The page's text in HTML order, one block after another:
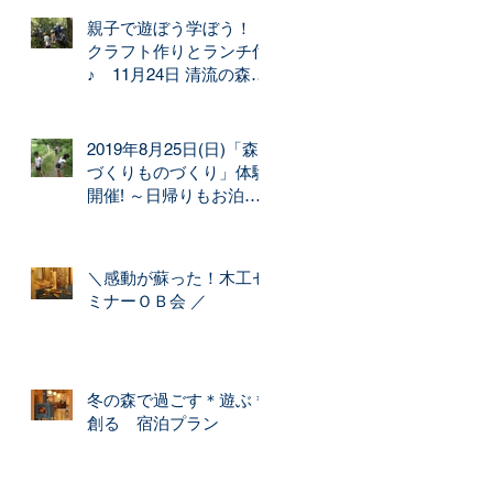
親子で遊ぼう学ぼう！
クラフト作りとランチ付
♪ 11月24日 清流の森づ
2019年8月25日(日)「森
づくりものづくり」体験
開催! ～日帰りもお泊り
＼感動が蘇った！木工セ
ミナーＯＢ会 ／
冬の森で過ごす＊遊ぶ＊
創る 宿泊プラン